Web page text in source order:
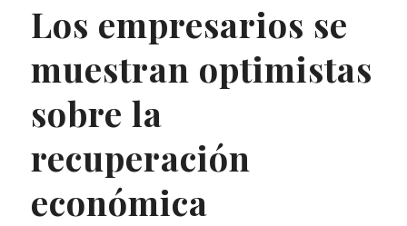
Los empresarios se
muestran optimistas
sobre la
recuperación
económica